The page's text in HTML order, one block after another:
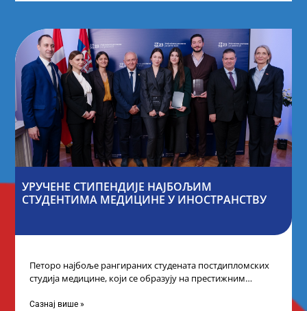
УРУЧЕНЕ СТИПЕНДИЈЕ НАЈБОЉИМ
СТУДЕНТИМА МЕДИЦИНЕ У ИНОСТРАНСТВУ
Петоро најбоље рангираних студената постдипломских
студија медицине, који се образују на престижним
стипендије од
Сазнај више »